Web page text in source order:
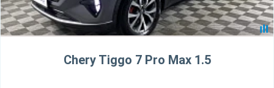
Chery Tiggo 7 Pro Max 1.5